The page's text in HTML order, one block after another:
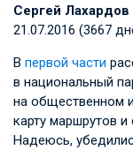
Сергей Лахардов
21.07.2016 (3667
В первой части
в национальный
на общественном
карту маршрутов
Надеюсь,